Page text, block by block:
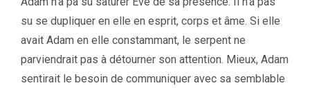
su se dupliquer en elle en esprit, corps et âme. Si elle
avait Adam en elle constammant, le serpent ne
parviendrait pas à détourner son attention. Mieux, Adam
sentirait le besoin de communiquer avec sa semblable